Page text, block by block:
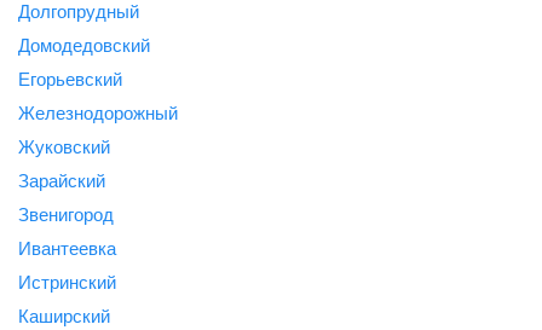
Долгопрудный
Домодедовский
Егорьевский
Железнодорожный
Жуковский
Зарайский
Звенигород
Ивантеевка
Истринский
Каширский